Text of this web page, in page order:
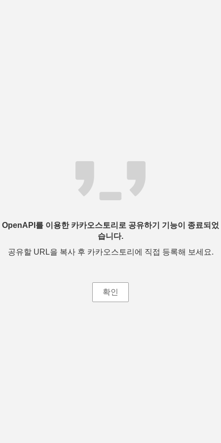
OpenAPI를 이용한 카카오스토리로 공유하기 기능이 종료되었
습니다.
공유할 URL을 복사 후 카카오스토리에 직접 등록해 보세요.
확인